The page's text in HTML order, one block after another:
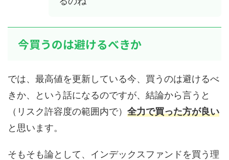
今買うのは避けるべきか
では、最高値を更新している今、買うのは避けるべ
きか、という話になるのですが、結論から言うと
（リスク許容度の範囲内で） 全力で買った方が良い
と思います。
そもそも論として、インデックスファンドを買う理